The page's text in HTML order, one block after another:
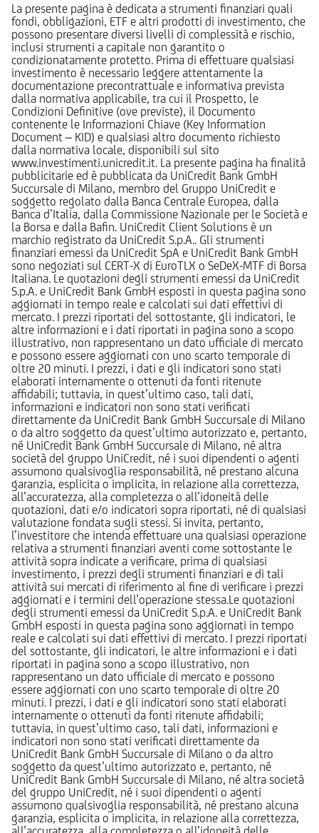
La presente pagina è dedicata a strumenti finanziari quali
fondi, obbligazioni, ETF e altri prodotti di investimento, che
possono presentare diversi livelli di complessità e rischio,
inclusi strumenti a capitale non garantito o
condizionatamente protetto. Prima di effettuare qualsiasi
investimento è necessario leggere attentamente la
documentazione precontrattuale e informativa prevista
dalla normativa applicabile, tra cui il Prospetto, le
Condizioni Definitive (ove previste), il Documento
contenente le Informazioni Chiave (Key Information
Document – KID) e qualsiasi altro documento richiesto
dalla normativa locale, disponibili sul sito
www.investimenti.unicredit.it. La presente pagina ha finalità
pubblicitarie ed è pubblicata da UniCredit Bank GmbH
Succursale di Milano, membro del Gruppo UniCredit e
soggetto regolato dalla Banca Centrale Europea, dalla
Banca d’Italia, dalla Commissione Nazionale per le Società e
la Borsa e dalla Bafin. UniCredit Client Solutions è un
marchio registrato da UniCredit S.p.A.. Gli strumenti
finanziari emessi da UniCredit SpA e UniCredit Bank GmbH
sono negoziati sul CERT-X di EuroTLX o SeDeX-MTF di Borsa
Italiana. Le quotazioni degli strumenti emessi da UniCredit
S.p.A. e UniCredit Bank GmbH esposti in questa pagina sono
aggiornati in tempo reale e calcolati sui dati effettivi di
mercato. I prezzi riportati del sottostante, gli indicatori, le
altre informazioni e i dati riportati in pagina sono a scopo
illustrativo, non rappresentano un dato ufficiale di mercato
e possono essere aggiornati con uno scarto temporale di
oltre 20 minuti. I prezzi, i dati e gli indicatori sono stati
elaborati internamente o ottenuti da fonti ritenute
affidabili; tuttavia, in quest’ultimo caso, tali dati,
informazioni e indicatori non sono stati verificati
direttamente da UniCredit Bank GmbH Succursale di Milano
o da altro soggetto da quest’ultimo autorizzato e, pertanto,
né UniCredit Bank GmbH Succursale di Milano, né altra
società del gruppo UniCredit, né i suoi dipendenti o agenti
assumono qualsivoglia responsabilità, né prestano alcuna
garanzia, esplicita o implicita, in relazione alla correttezza,
all’accuratezza, alla completezza o all’idoneità delle
quotazioni, dati e/o indicatori sopra riportati, né di qualsiasi
valutazione fondata sugli stessi. Si invita, pertanto,
l’investitore che intenda effettuare una qualsiasi operazione
relativa a strumenti finanziari aventi come sottostante le
attività sopra indicate a verificare, prima di qualsiasi
investimento, i prezzi degli strumenti finanziari e di tali
attività sui mercati di riferimento al fine di verificare i prezzi
aggiornati e i termini dell’operazione stessa.Le quotazioni
degli strumenti emessi da UniCredit S.p.A. e UniCredit Bank
GmbH esposti in questa pagina sono aggiornati in tempo
reale e calcolati sui dati effettivi di mercato. I prezzi riportati
del sottostante, gli indicatori, le altre informazioni e i dati
riportati in pagina sono a scopo illustrativo, non
rappresentano un dato ufficiale di mercato e possono
essere aggiornati con uno scarto temporale di oltre 20
minuti. I prezzi, i dati e gli indicatori sono stati elaborati
internamente o ottenuti da fonti ritenute affidabili;
tuttavia, in quest’ultimo caso, tali dati, informazioni e
indicatori non sono stati verificati direttamente da
UniCredit Bank GmbH Succursale di Milano o da altro
soggetto da quest’ultimo autorizzato e, pertanto, né
UniCredit Bank GmbH Succursale di Milano, né altra società
del gruppo UniCredit, né i suoi dipendenti o agenti
assumono qualsivoglia responsabilità, né prestano alcuna
garanzia, esplicita o implicita, in relazione alla correttezza,